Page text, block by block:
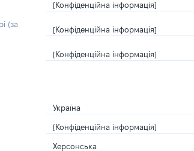
[Конфіденційна інформація]
(за
[Конфіденційна інформація]
[Конфіденційна інформація]
Україна
[Конфіденційна інформація]
Херсонська